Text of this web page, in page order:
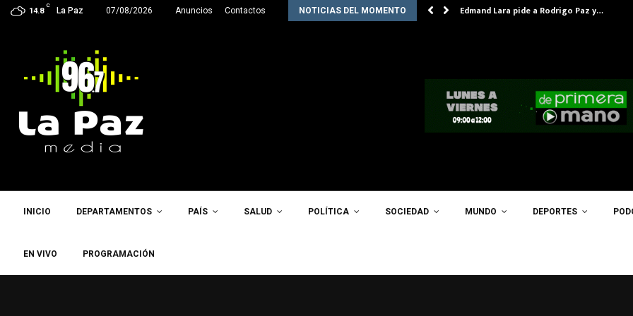
14.8
C
La Paz 07/08/2026 Anuncios Contactos NOTICIAS DEL MOMENTO
La próxima semana, Paz enviará a la… Edmand Lara pide a Rodrigo Paz y…
INICIO DEPARTAMENTOS PAÍS SALUD POLÍTICA SOCIEDAD MUNDO DEPORTES
EN VIVO PROGRAMACIÓN